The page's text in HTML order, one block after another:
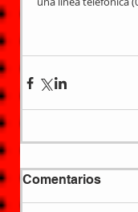
Comentarios